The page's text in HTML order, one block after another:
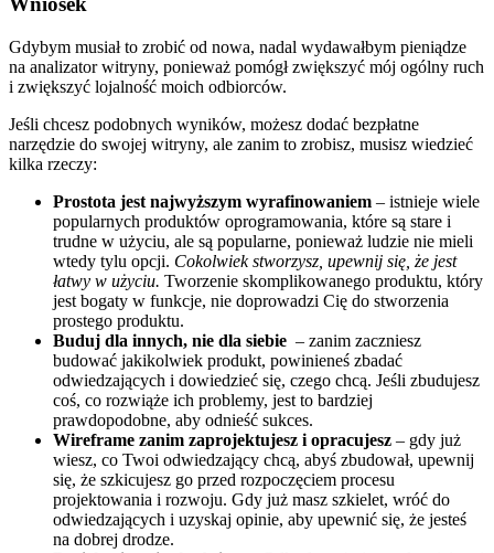
Gdybym musiał to zrobić od nowa, nadal wydawałbym pieniądze
na analizator witryny, ponieważ pomógł zwiększyć mój ogólny ruch
i zwiększyć lojalność moich odbiorców.
Jeśli chcesz podobnych wyników, możesz dodać bezpłatne
narzędzie do swojej witryny, ale zanim to zrobisz, musisz wiedzieć
kilka rzeczy:
Prostota jest najwyższym wyrafinowaniem – istnieje wiele
popularnych produktów oprogramowania, które są stare i
trudne w użyciu, ale są popularne, ponieważ ludzie nie mieli
wtedy tylu opcji. Cokolwiek stworzysz, upewnij się, że jest
łatwy w użyciu. Tworzenie skomplikowanego produktu, który
jest bogaty w funkcje, nie doprowadzi Cię do stworzenia
prostego produktu.
Buduj dla innych, nie dla siebie – zanim zaczniesz
budować jakikolwiek produkt, powinieneś zbadać
odwiedzających i dowiedzieć się, czego chcą. Jeśli zbudujesz
coś, co rozwiąże ich problemy, jest to bardziej
prawdopodobne, aby odnieść sukces.
Wireframe zanim zaprojektujesz i opracujesz – gdy już
wiesz, co Twoi odwiedzający chcą, abyś zbudował, upewnij
się, że szkicujesz go przed rozpoczęciem procesu
projektowania i rozwoju. Gdy już masz szkielet, wróć do
odwiedzających i uzyskaj opinie, aby upewnić się, że jesteś
na dobrej drodze.